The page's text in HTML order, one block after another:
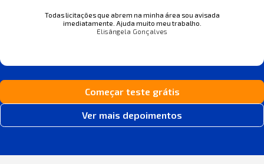
Todas licitações que abrem na minha área sou avisada
imediatamente. Ajuda muito meu trabalho.
Elisângela Gonçalves
Começar teste grátis
Ver mais depoimentos